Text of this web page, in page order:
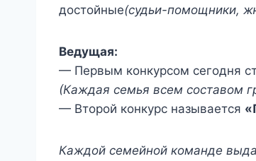
достойные(судьи-помощники,
Ведущая:
— Первым конкурсом сегодня
(Каждая семья всем составом
— Второй конкурс называется
Каждой семейной команде